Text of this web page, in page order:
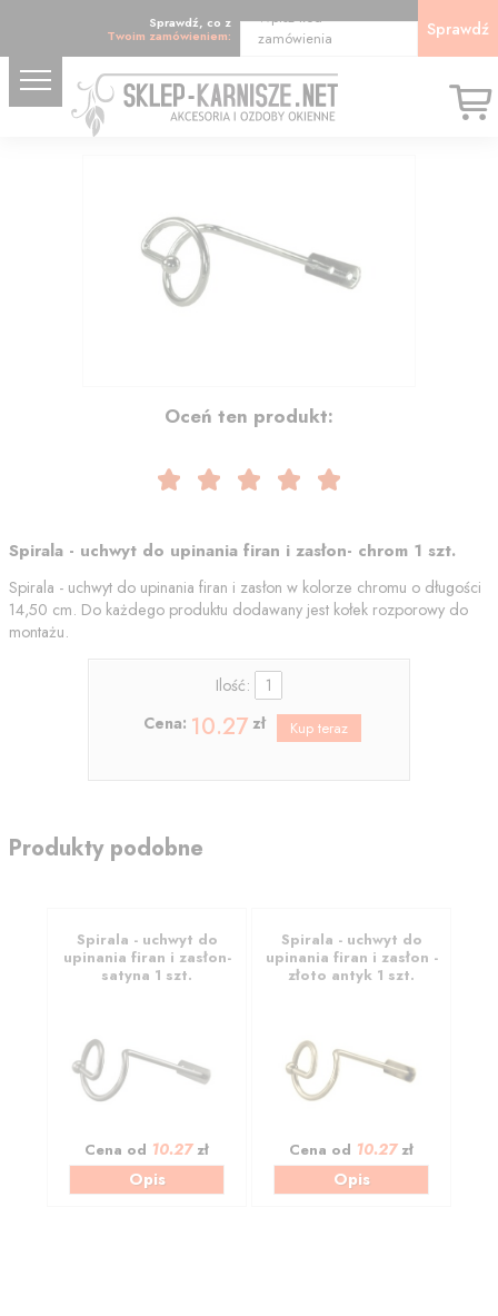
Sprawdź, co z
Twoim zamówieniem:
Wpisz kod
zamówienia
Sprawdź
Oceń ten produkt:
Spirala - uchwyt do upinania firan i zasłon- chrom 1 szt.
Spirala - uchwyt do upinania firan i zasłon w kolorze chromu o długości
14,50 cm. Do każdego produktu dodawany jest kołek rozporowy do
montażu.
Ilość:
Cena: 10.27 zł
Produkty podobne
Spirala - uchwyt do
upinania firan i zasłon-
satyna 1 szt.
Cena od 10.27zł
Opis
Spirala - uchwyt do
upinania firan i zasłon -
złoto antyk 1 szt.
Cena od 10.27zł
Opis